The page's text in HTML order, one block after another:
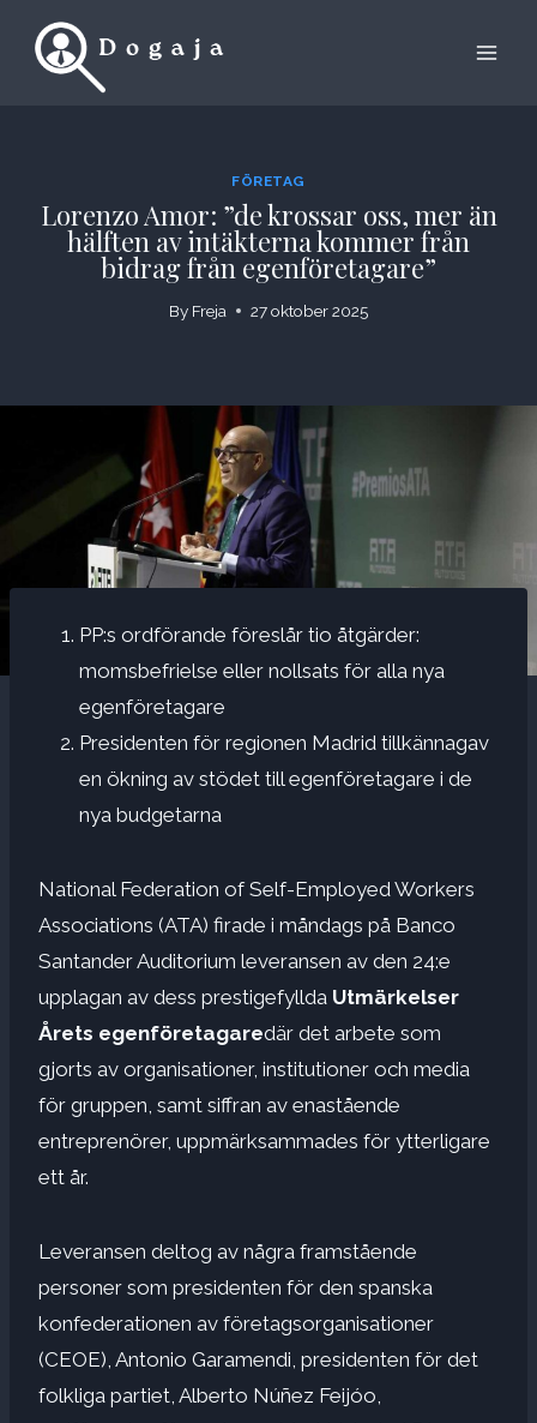
FÖRETAG
Lorenzo Amor: ”de krossar oss, mer än
hälften av intäkterna kommer från
bidrag från egenföretagare”
By Freja 27 oktober 2025
PP:s ordförande föreslår tio åtgärder:
momsbefrielse eller nollsats för alla nya
egenföretagare
Presidenten för regionen Madrid tillkännagav
en ökning av stödet till egenföretagare i de
nya budgetarna
National Federation of Self-Employed Workers
Associations (ATA) firade i måndags på Banco
Santander Auditorium leveransen av den 24:e
upplagan av dess prestigefyllda Utmärkelser
Årets egenföretagaredär det arbete som
gjorts av organisationer, institutioner och media
för gruppen, samt siffran av enastående
entreprenörer, uppmärksammades för ytterligare
ett år.
Leveransen deltog av några framstående
personer som presidenten för den spanska
konfederationen av företagsorganisationer
(CEOE), Antonio Garamendi, presidenten för det
folkliga partiet, Alberto Núñez Feijóo,